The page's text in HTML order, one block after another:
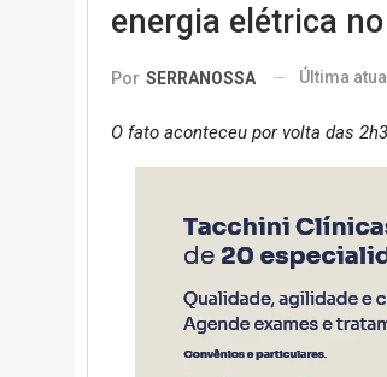
energia elétrica
Por SERRANOSSA Última
O fato aconteceu por volta das